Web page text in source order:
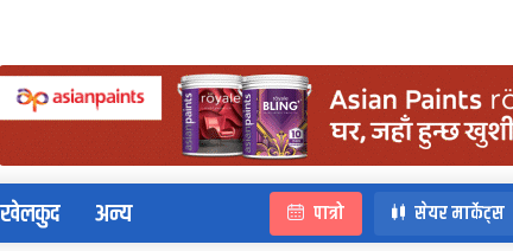
खेलकुद अन्य पात्रो सेयर मार्केट्स